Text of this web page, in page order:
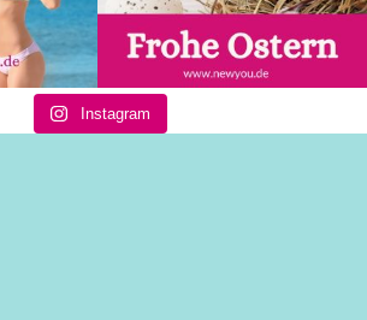
Instagram